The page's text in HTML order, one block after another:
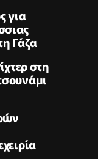
για
Γάζα
στη